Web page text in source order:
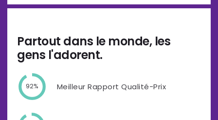
Partout dans le monde, les
gens l'adorent.
92% Meilleur Rapport Qualité-Prix